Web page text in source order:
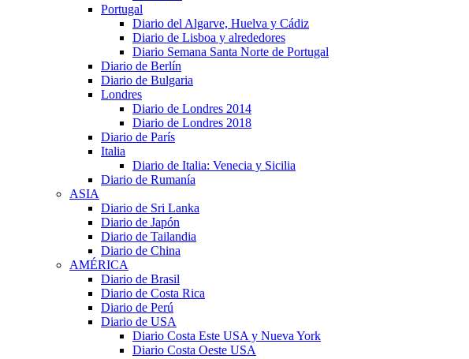
Portugal
Diario del Algarve, Huelva y Cádiz
Diario de Lisboa y alrededores
Diario Semana Santa Norte de Portugal
Diario de Berlín
Diario de Bulgaria
Londres
Diario de Londres 2014
Diario de Londres 2018
Diario de París
Italia
Diario de Italia: Venecia y Sicilia
Diario de Rumanía
ASIA
Diario de Sri Lanka
Diario de Japón
Diario de Tailandia
Diario de China
AMÉRICA
Diario de Brasil
Diario de Costa Rica
Diario de Perú
Diario de USA
Diario Costa Este USA y Nueva York
Diario Costa Oeste USA